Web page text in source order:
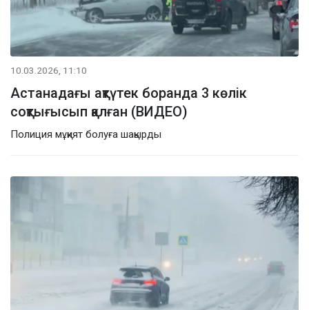
10.03.2026, 11:10
Астанадағы ақтүтек боранда 3 көлік
соқтығысып қалған (ВИДЕО)
Полиция мұқият болуға шақырды